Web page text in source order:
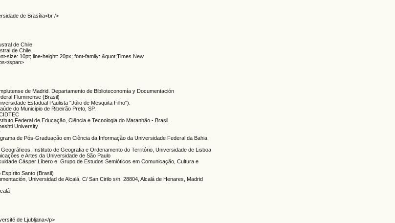
de Brasília<br />
de Chile
de Chile
size: 10pt; line-height: 20px; font-family: &quot;Times New
span>
de Madrid. Departamento de Biblioteconomía y Documentación
Fluminense (Brasil)
Estadual Paulista "Júlio de Mesquita Filho").
do Municipio de Ribeirão Preto, SP.
Federal de Educação, Ciência e Tecnologia do Maranhão - Brasil.
University
de Pós-Graduação em Ciência da Informação da Universidade Federal da Bahia.
Geográficos, Instituto de Geografia e Ordenamento do Território, Universidade de Lisboa
e Artes da Universidade de São Paulo
Cásper Líbero e Grupo de Estudos Semióticos em Comunicação, Cultura e
Espírito Santo (Brasil)
Universidad de Alcalá, C/ San Cirilo s/n, 28804, Alcalá de Henares, Madrid
de Ljubljana</p>